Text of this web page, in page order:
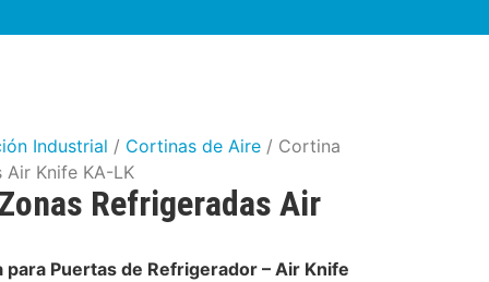
Industrial / Cortinas de Aire / Cortina
Air Knife KA-LK
Refrigeradas Air
Puertas de Refrigerador – Air Knife